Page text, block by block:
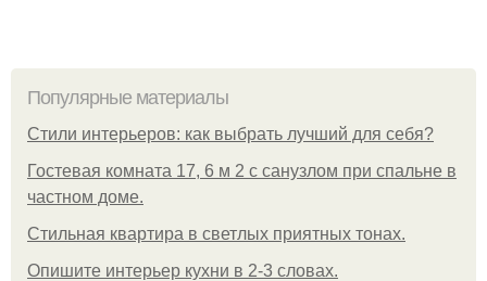
Популярные материалы
Стили интерьеров: как выбрать лучший для себя?
Гостевая комната 17, 6 м 2 с санузлом при спальне в
частном доме.
Стильная квартира в светлых приятных тонах.
Опишите интерьер кухни в 2-3 словах.